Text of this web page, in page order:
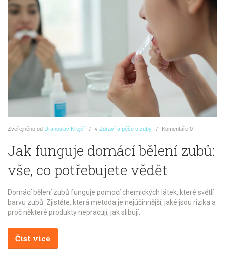
Zveřejněno od Drahoslav Krejčí v Zdraví a péče o zuby Komentáře 0
Jak funguje domácí bělení zubů:
vše, co potřebujete vědět
Domácí bělení zubů funguje pomocí chemických látek, které světlí
barvu zubů. Zjistěte, která metoda je nejúčinnější, jaké jsou rizika a
proč některé produkty nepracují, jak slibují.
Číst více